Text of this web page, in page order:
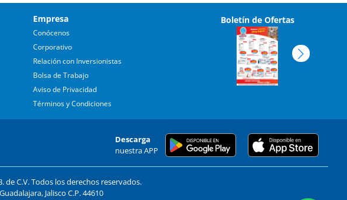
Empresa
Conócenos
Corporativo
Relación con Inversionistas
Bolsa de Trabajo
Aviso de Privacidad
Términos y Condiciones
Boletín de Ofertas
Descarga
nuestra APP
de C.V. Todos los derechos reservados.
Jalisco C.P. 44610